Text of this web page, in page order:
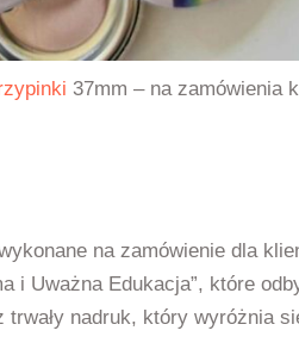
37mm – na zamówienia
na zamówienie dla
i Uważna Edukacja”, które
nadruk, który wyróżnia